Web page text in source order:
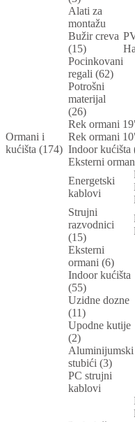
Alati za
montažu
Bužir creva
(15)
Pocinkovani
regali (62)
Potrošni
materijal
(26)
Ormani i
kućišta (174)
Rek ormani
Rek ormani
Indoor kućišta
Eksterni
Energetski
kablovi
Strujni
razvodnici
(15)
Eksterni
ormani (6)
Indoor kućišta
(55)
Uzidne dozne
(11)
Upodne kutije
(2)
Aluminijumski
stubići (3)
PC strujni
kablovi